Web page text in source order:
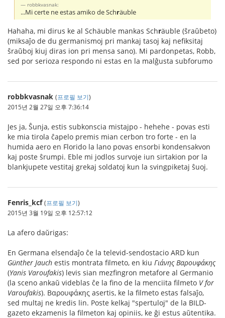
robbkvasnak:
...Mi certe ne estas amiko de Schräuble
Hahaha, mi dirus ke al Schäuble mankas Schräuble (ŝraŭbeto)
(miksaĵo de du germanismoj pri mankaj tasoj kaj nefiksitaj
ŝraŭboj kiuj diras ion pri mensa sano). Mi pardonpetas, Robb,
sed por serioza respondo ni estas en la malĝusta subforumo
robbkvasnak (프로필 보기)
2015년 2월 27일 오후 7:36:14
Jes ja, Ŝunja, estis subkonscia mistajpo - hehehe - povas esti
ke mia tirola ĉapelo premis mian cerbon tro forte - en la
humida aero en Florido la lano povas ensorbi kondensakvon
kaj poste ŝrumpi. Eble mi jodlos survoje iun sirtakion por la
blankjupete vestitaj grekaj soldatoj kun la svingpiketaj ŝuoj.
Fenris_kcf (프로필 보기)
2015년 3월 19일 오후 12:57:12
La afero daŭrigas:
En Germana elsendaĵo ĉe la televid-sendostacio ARD kun
Günther Jauch estis montrata filmeto, en kiu Γιάνης Βαρουφάκης
(Yanis Varoufakis) levis sian mezfingron metafore al Germanio
(la sceno ankaŭ videblas ĉe la fino de la menciita filmeto V for
Varoufakis). Βαρουφάκης asertis, ke la filmeto estas falsaĵo,
sed multaj ne kredis lin. Poste kelkaj "spertuloj" de la BILD-
gazeto ekzamenis la filmeton kaj opiniis, ke ĝi estus aŭtentika.